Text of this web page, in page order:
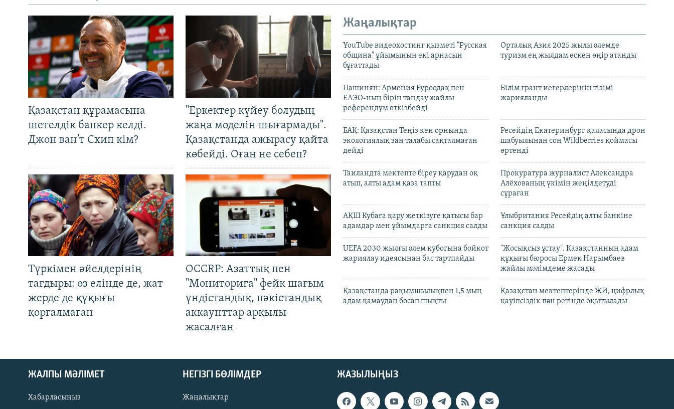
Қазақстан құрамасына
шетелдік бапкер келді.
Джон ван’т Схип кім?
"Еркектер күйеу болудың
жаңа моделін шығармады".
Қазақстанда ажырасу қайта
көбейді. Оған не себеп?
Түркімен әйелдерінің
тағдыры: өз елінде де, жат
жерде де құқығы
қорғалмаған
OCCRP: Азаттық пен
"Мониториға" фейк шағым
үндістандық, пәкістандық
аккаунттар арқылы
жасалған
Жаңалықтар
YouTube видеохостинг қызметі "Русская
община" ұйымының екі арнасын
бұғаттады
Орталық Азия 2025 жылы әлемде
туризм ең жылдам өскен өңір атанды
Пашинян: Армения Еуроодақ пен
ЕАЭО-ның бірін таңдау жайлы
референдум өткізбейді
Білім грант иегерлерінің тізімі
жарияланды
БАҚ: Қазақстан Теңіз кен орнында
экологиялық заң талабы сақталмаған
дейді
Ресейдің Екатеринбург қаласында дрон
шабуылынан соң Wildberries қоймасы
өртенді
Таиландта мектепте біреу қарудан оқ
атып, алты адам қаза тапты
Прокуратура журналист Александра
Алёхованың үкімін жеңілдетуді
сұраған
АҚШ Кубаға қару жеткізуге қатысы бар
адамдар мен ұйымдарға санкция салды
Ұлыбритания Ресейдің алты банкіне
санкция салды
UEFA 2030 жылғы әлем кубогына бойкот
жариялау идеясынан бас тартпайды
"Жосықсыз ұстау". Қазақстанның адам
құқығы бюросы Ермек Нарымбаев
жайлы мәлімдеме жасады
Қазақстанда рақымшылықпен 1,5 мың
адам қамаудан босап шықты
Қазақстан мектептерінде ЖИ, цифрлық
қауіпсіздік пән ретінде оқытылады
ЖАЗЫЛЫҢЫЗ
ЖАЛПЫ МӘЛІМЕТ
Хабарласыңыз
НЕГІЗГІ БӨЛІМДЕР
Жаңалықтар